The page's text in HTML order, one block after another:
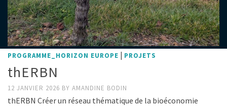
PROGRAMME_HORIZON EUROPE | PROJETS
thERBN
12 JANVIER 2026 BY AMANDINE BODIN
thERBN Créer un réseau thématique de la bioéconomie